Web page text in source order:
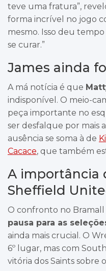
teve uma fratura”,
forma incrível no jogo
mesmo. Isso deu
se curar.”
James ainda
A má notícia é que
indisponível. O meio-
peça importante no
ser desfalque por mais
ausência se soma à de
Cacace, que também
A importância
Sheffield
O confronto no
pausa para as
ainda mais crucial. O
6º lugar, mas com
vitória dos Saints sobre